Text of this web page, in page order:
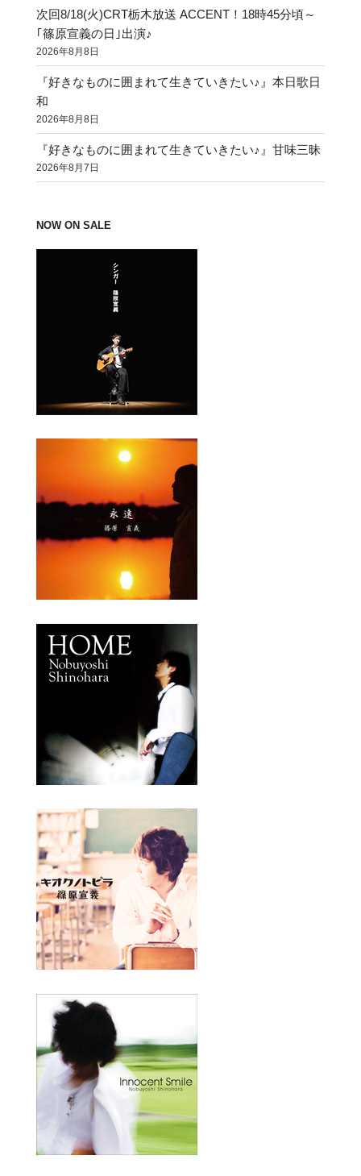
次回8/18(火)CRT栃木放送 ACCENT！18時45分頃～
｢篠原宣義の日｣出演♪
2026年8月8日
『好きなものに囲まれて生きていきたい♪』本日歌日
和
2026年8月8日
『好きなものに囲まれて生きていきたい♪』甘味三昧
2026年8月7日
NOW ON SALE